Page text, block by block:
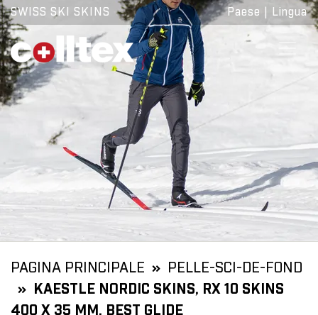
SWISS SKI SKINS Paese Lingua
PAGINA PRINCIPALE
PELLE-SCI-DE-FOND
KAESTLE NORDIC SKINS, RX 10 SKINS
400 X 35 MM, BEST GLIDE